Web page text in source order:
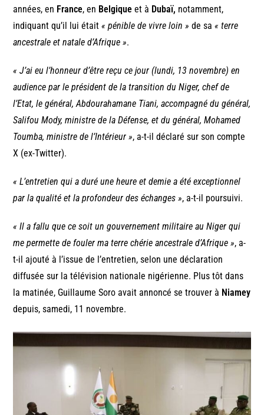
années, en France, en Belgique et à Dubaï, notamment,
indiquant qu’il lui était« pénible de vivre loin » de sa« terre
ancestrale et natale d’Afrique ».
« J’ai eu l’honneur d’être reçu ce jour (lundi, 13 novembre) en
audience par le président de la transition du Niger, chef de
l’Etat, le général, Abdourahamane Tiani, accompagné du général,
Salifou Mody, ministre de la Défense, et du général, Mohamed
Toumba, ministre de l’Intérieur », a-t-il déclaré sur son compte
X (ex-Twitter).
« L’entretien qui a duré une heure et demie a été exceptionnel
par la qualité et la profondeur des échanges », a-t-il poursuivi.
« Il a fallu que ce soit un gouvernement militaire au Niger qui
me permette de fouler ma terre chérie ancestrale d’Afrique », a-
t-il ajouté à l’issue de l’entretien, selon une déclaration
diffusée sur la télévision nationale nigérienne. Plus tôt dans
la matinée, Guillaume Soro avait annoncé se trouver à Niamey
depuis, samedi, 11 novembre.